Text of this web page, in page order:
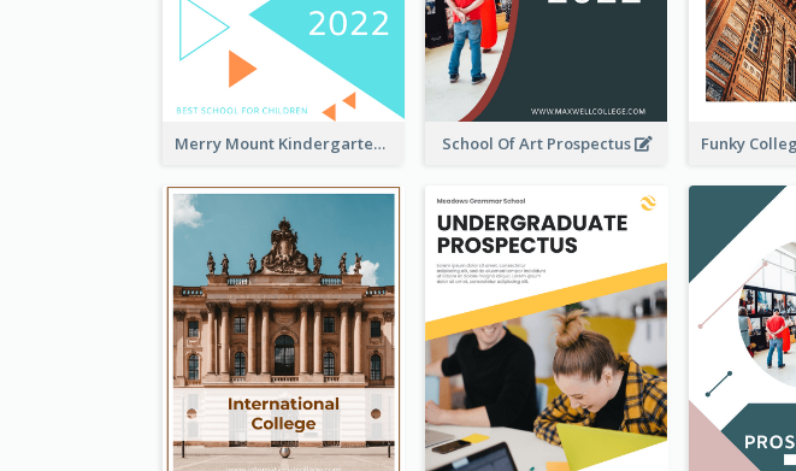
Merry Mount Kindergarten Prospectus School Of Art Prospectus Funky